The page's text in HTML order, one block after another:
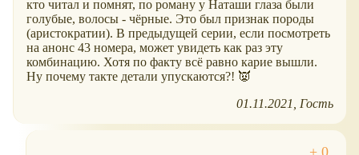
кто читал и помнят, по роману у Наташи глаза были
голубые, волосы - чёрные. Это был признак породы
(аристократии). В предыдущей серии, если посмотреть
на анонс 43 номера, может увидеть как раз эту
комбинацию. Хотя по факту всё равно карие вышли.
Ну почему такте детали упускаются?! 👿
01.11.2021
Гость